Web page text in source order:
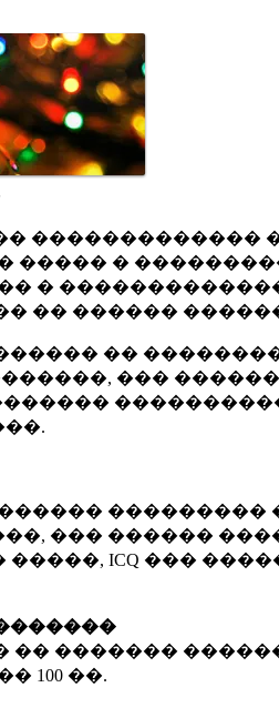
��
�
�
�� ������
��
���
.
���������
��� ������
ICQ ���
�� �������
100 ��.